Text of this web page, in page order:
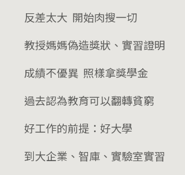
反差太大 開始肉搜一切
教授媽媽偽造獎狀、實習證明
成績不優異 照樣拿獎學金
過去認為教育可以翻轉貧窮
好工作的前提：好大學
到大企業、智庫、實驗室實習